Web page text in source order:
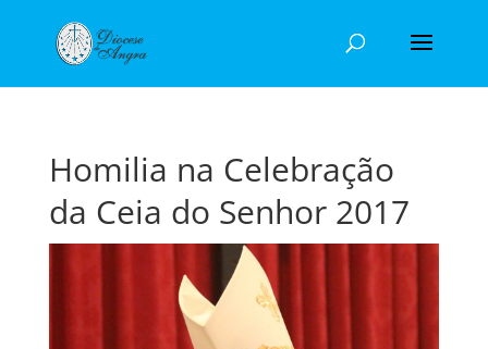
Homilia na Celebração
da Ceia do Senhor 2017